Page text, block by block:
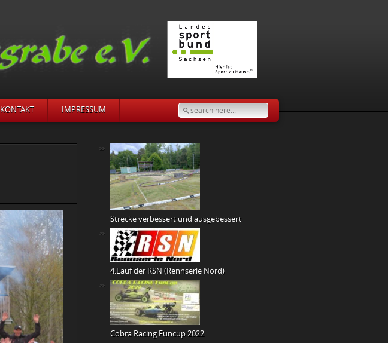
KONTAKT IMPRESSUM
Strecke verbessert und ausgebessert
4.Lauf der RSN (Rennserie Nord)
Cobra Racing Funcup 2022